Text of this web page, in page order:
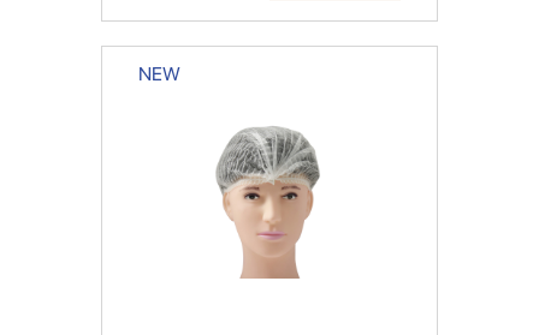
NEW